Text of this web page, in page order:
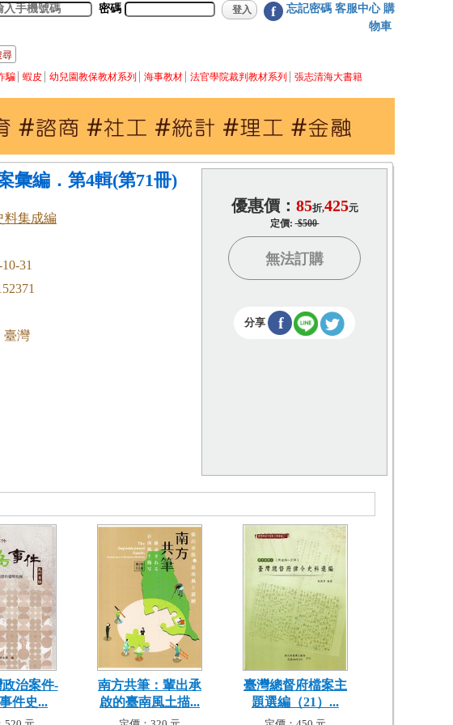
密碼 f 忘記密碼 客服中心 購
物車
尋
騙
蝦皮 幼兒園教保教材系列 海事教材 法官學院裁判教材系列 張志清海大書籍
彙編．第4輯(第71冊)
料集成編
31
臺灣
優惠價： 85折,425元
定價:$500
無法訂購
分享 f
治案件-
件史...
南方共筆：輩出承
啟的臺南風土描...
臺灣總督府檔案主
題選編（21）...